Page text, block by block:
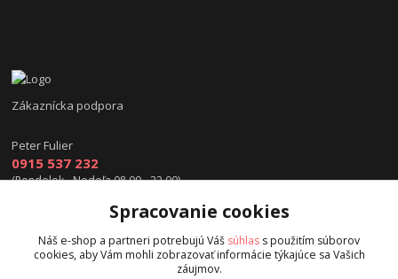
Zákaznícka podpora
Peter Fulier
0915 537 232
(Pondelok - Nedeľa 08.00 - 22.00)
info@hokejexpert.sk
Spracovanie cookies
Náš e-shop a partneri potrebujú Váš súhlas s použitím súborov
cookies, aby Vám mohli zobrazovať informácie týkajúce sa Vašich
záujmov.